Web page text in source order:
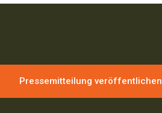
Pressemitteilung veröffentlichen